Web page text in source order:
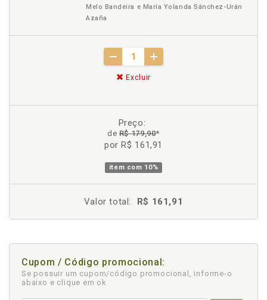
Melo Bandeira e María Yolanda Sánchez-Urán
Azaña
Excluir
Preço:
deR$ 179,90*
por R$ 161,91
item com 10%
Valor total: R$ 161,91
Cupom / Código promocional:
Se possuir um cupom/código promocional, informe-o
abaixo e clique em ok